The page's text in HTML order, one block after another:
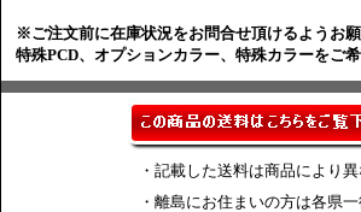
※ご注文前に在庫状況をお問合せ頂けるようお願
特殊PCD、オプションカラー、特殊カラーをご
・記載した送料は商品により
・離島にお住まいの方は各県